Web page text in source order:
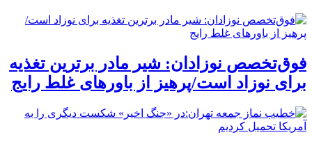
فوق‌تخصص نوزادان: شیر مادر برترین تغذیه
برای نوزاد است/پرهیز از باورهای غلط رایج